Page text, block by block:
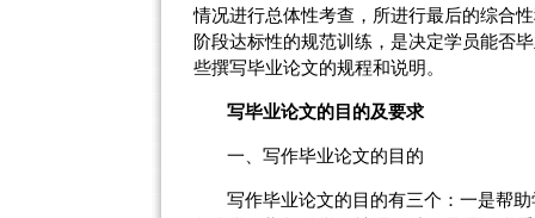
情况进行总体性考查，所进行最后的综合
阶段达标性的规范训练，是决定学员能否
些撰写毕业论文的规程和说明。
写毕业论文的目的及要求
一、写作毕业论文的目的
写作毕业论文的目的有三个：一是帮